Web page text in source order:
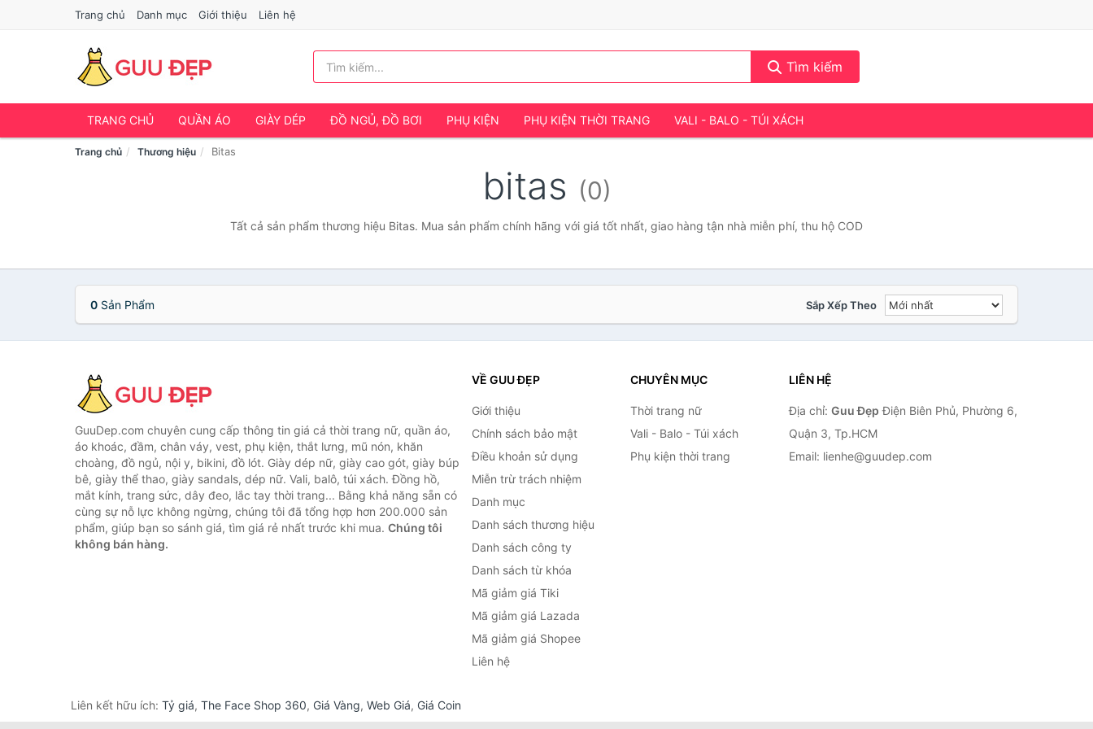
Trang chủ Danh mục Giới thiệu Liên hệ
Tìm kiếm
TRANG CHỦ QUẦN ÁO GIÀY DÉP ĐỒ NGỦ, ĐỒ BƠI PHỤ KIỆN PHỤ KIỆN THỜI TRANG VALI - BALO - TÚI XÁCH
Trang chủ Thương hiệu Bitas
bitas (0)
Tất cả sản phẩm thương hiệu Bitas. Mua sản phẩm chính hãng với giá tốt nhất, giao hàng tận nhà miễn phí, thu hộ COD
0 Sản Phẩm Sắp Xếp Theo
GuuDep.com chuyên cung cấp thông tin giá cả thời trang nữ, quần áo,
áo khoác, đầm, chân váy, vest, phụ kiện, thắt lưng, mũ nón, khăn
choàng, đồ ngủ, nội y, bikini, đồ lót. Giày dép nữ, giày cao gót, giày búp
bê, giày thể thao, giày sandals, dép nữ. Vali, balô, túi xách. Đồng hồ,
mắt kính, trang sức, dây đeo, lắc tay thời trang... Bằng khả năng sẵn có
cùng sự nỗ lực không ngừng, chúng tôi đã tổng hợp hơn 200.000 sản
phẩm, giúp bạn so sánh giá, tìm giá rẻ nhất trước khi mua. Chúng tôi
không bán hàng.
VỀ GUU ĐẸP
Giới thiệu
Chính sách bảo mật
Điều khoản sử dụng
Miễn trừ trách nhiệm
Danh mục
Danh sách thương hiệu
Danh sách công ty
Danh sách từ khóa
Mã giảm giá Tiki
Mã giảm giá Lazada
Mã giảm giá Shopee
Liên hệ
CHUYÊN MỤC
Thời trang nữ
Vali - Balo - Túi xách
Phụ kiện thời trang
LIÊN HỆ
Địa chỉ: Guu Đẹp Điện Biên Phủ, Phường 6,
Quận 3, Tp.HCM
Email: lienhe@guudep.com
Liên kết hữu ích: Tỷ giá, The Face Shop 360, Giá Vàng, Web Giá, Giá Coin